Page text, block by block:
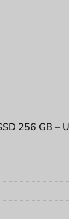
256 GB –